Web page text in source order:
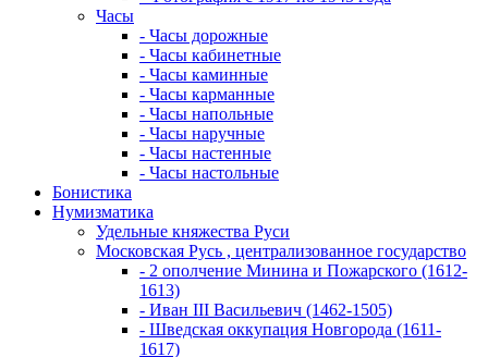
Часы
- Часы дорожные
- Часы кабинетные
- Часы каминные
- Часы карманные
- Часы напольные
- Часы наручные
- Часы настенные
- Часы настольные
Бонистика
Нумизматика
Удельные княжества Руси
Московская Русь , централизованное государство
- 2 ополчение Минина и Пожарского (1612-
1613)
- Иван III Васильевич (1462-1505)
- Шведская оккупация Новгорода (1611-
1617)